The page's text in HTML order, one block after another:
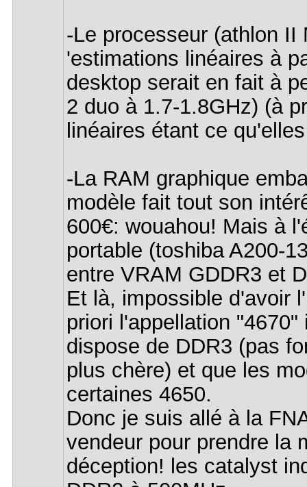
-Le processeur (athlon
'estimations linéaires à
desktop serait en fait à
2 duo à 1.7-1.8GHz) (à
linéaires étant ce
-La RAM graphique
modèle fait tout son
600€: wouahou! Mais à
portable (toshiba A200-
entre VRAM GDDR3 et
Et là, impossible d'avoir
priori l'appellation
dispose de DDR3 (pas
plus chère) et que les
certaines 4650.
Donc je suis allé à la
vendeur pour prendre la
déception! les catalyst